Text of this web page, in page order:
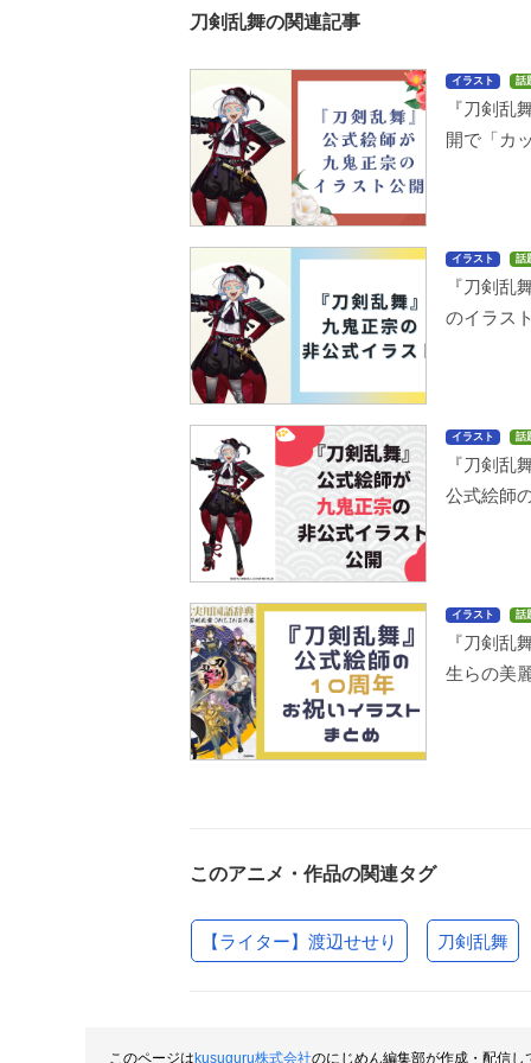
刀剣乱舞の関連記事
イラスト 話
『刀剣乱
開で「カ
イラスト 話
『刀剣乱
のイラス
イラスト 話
『刀剣乱
公式絵師
イラスト 話
『刀剣乱
生らの美
このアニメ・作品の関連タグ
【ライター】渡辺せせり 刀剣乱舞
このページは kusuguru株式会社のにじめん編集部が作成・配信